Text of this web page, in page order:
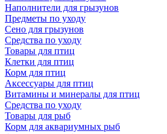
Наполнители для грызунов
Предметы по уходу
Сено для грызунов
Средства по уходу
Товары для птиц
Клетки для птиц
Корм для птиц
Аксессуары для птиц
Витамины и минералы для птиц
Средства по уходу
Товары для рыб
Корм для аквариумных рыб